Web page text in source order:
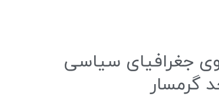
جغرافیای سیاسی
گرمسار